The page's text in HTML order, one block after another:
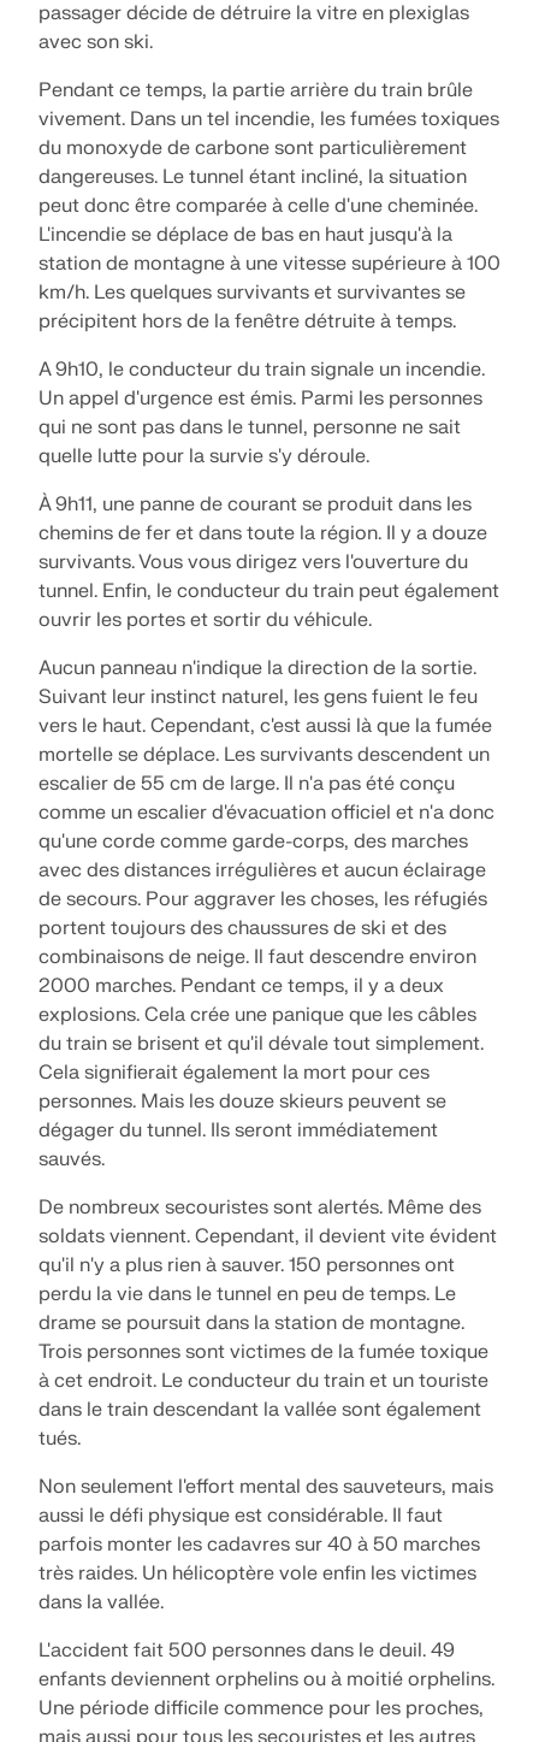
Documentation API
Index
Premiers pas
Applications
Objets de modèle
Abonnements & prix
Exemples
assemblages en acier
Concevez et analysez des connexions en acier en
utilisant le CBFEM, conforme aux normes EN
1993‑1‑8 et AISC 360, entièrement intégré dans
RFEM 6 pour des flux de travail structurels plus
Outil de zone géographique
Le service en ligne Dlubal fournit des cartes de
zones pour la détermination rapide des charges de
sismiques.
ZONES DE CHARGE
Versions précédentes
passager décide de détruire la vitre en plexiglas
avec son ski.
Pendant ce temps, la partie arrière du train brûle
vivement. Dans un tel incendie, les fumées toxiques
du monoxyde de carbone sont particulièrement
dangereuses. Le tunnel étant incliné, la situation
peut donc être comparée à celle d'une cheminée.
L'incendie se déplace de bas en haut jusqu'à la
station de montagne à une vitesse supérieure à 100
km/h. Les quelques survivants et survivantes se
précipitent hors de la fenêtre détruite à temps.
A 9h10, le conducteur du train signale un incendie.
Un appel d'urgence est émis. Parmi les personnes
qui ne sont pas dans le tunnel, personne ne sait
quelle lutte pour la survie s'y déroule.
À 9h11, une panne de courant se produit dans les
chemins de fer et dans toute la région. Il y a douze
survivants. Vous vous dirigez vers l'ouverture du
tunnel. Enfin, le conducteur du train peut également
ouvrir les portes et sortir du véhicule.
Aucun panneau n'indique la direction de la sortie.
Suivant leur instinct naturel, les gens fuient le feu
vers le haut. Cependant, c'est aussi là que la fumée
mortelle se déplace. Les survivants descendent un
escalier de 55 cm de large. Il n'a pas été conçu
comme un escalier d'évacuation officiel et n'a donc
qu'une corde comme garde-corps, des marches
avec des distances irrégulières et aucun éclairage
de secours. Pour aggraver les choses, les réfugiés
portent toujours des chaussures de ski et des
combinaisons de neige. Il faut descendre environ
2000 marches. Pendant ce temps, il y a deux
explosions. Cela crée une panique que les câbles
du train se brisent et qu'il dévale tout simplement.
Cela signifierait également la mort pour ces
personnes. Mais les douze skieurs peuvent se
dégager du tunnel. Ils seront immédiatement
sauvés.
De nombreux secouristes sont alertés. Même des
soldats viennent. Cependant, il devient vite évident
qu'il n'y a plus rien à sauver. 150 personnes ont
perdu la vie dans le tunnel en peu de temps. Le
drame se poursuit dans la station de montagne.
Trois personnes sont victimes de la fumée toxique
à cet endroit. Le conducteur du train et un touriste
dans le train descendant la vallée sont également
tués.
Non seulement l'effort mental des sauveteurs, mais
aussi le défi physique est considérable. Il faut
parfois monter les cadavres sur 40 à 50 marches
très raides. Un hélicoptère vole enfin les victimes
dans la vallée.
L'accident fait 500 personnes dans le deuil. 49
enfants deviennent orphelins ou à moitié orphelins.
Une période difficile commence pour les proches,
mais aussi pour tous les secouristes et les autres